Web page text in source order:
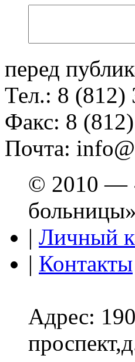
перед
Тел.: 8 (812)
Факс: 8
Почта:
© 2010 —
| Личный
| Контакты
Адрес: